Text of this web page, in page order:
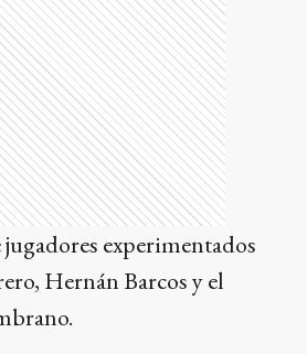
experimentados
Hernán Barcos y el